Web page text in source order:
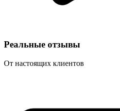
Реальные отзывы
От настоящих клиентов